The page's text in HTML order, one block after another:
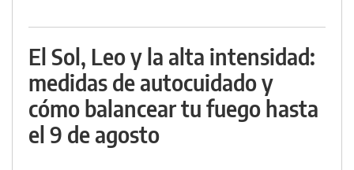
El Sol, Leo y la alta intensidad:
medidas de autocuidado y
cómo balancear tu fuego hasta
el 9 de agosto